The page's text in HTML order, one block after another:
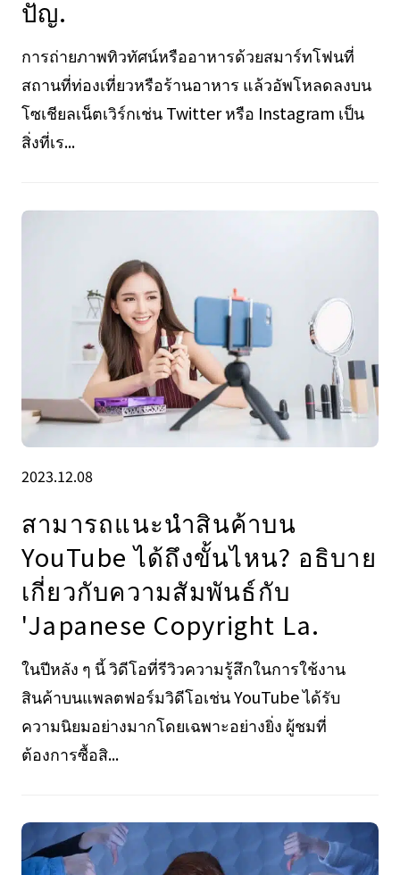
ปัญ.
การถ่ายภาพทิวทัศน์หรืออาหารด้วยสมาร์ทโฟนที่
สถานที่ท่องเที่ยวหรือร้านอาหาร แล้วอัพโหลดลงบน
โซเชียลเน็ตเวิร์กเช่น Twitter หรือ Instagram เป็น
สิ่งที่เร...
2023.12.08
สามารถแนะนำสินค้าบน
YouTube ได้ถึงขั้นไหน? อธิบาย
เกี่ยวกับความสัมพันธ์กับ
'Japanese Copyright La.
ในปีหลัง ๆ นี้ วิดีโอที่รีวิวความรู้สึกในการใช้งาน
สินค้าบนแพลตฟอร์มวิดีโอเช่น YouTube ได้รับ
ความนิยมอย่างมากโดยเฉพาะอย่างยิ่ง ผู้ชมที่
ต้องการซื้อสิ...